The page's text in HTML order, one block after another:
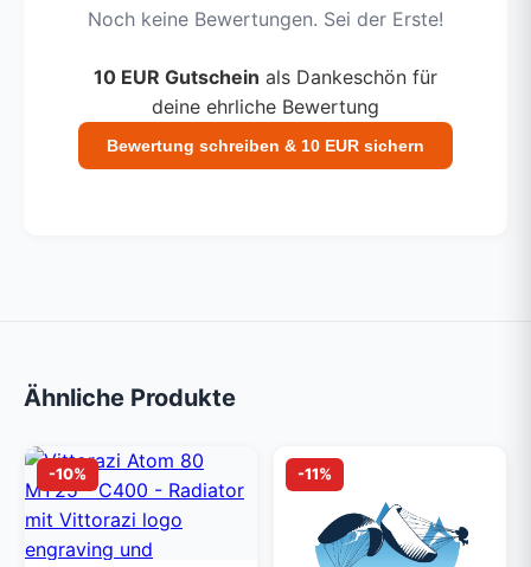
Noch keine Bewertungen. Sei der Erste!
10 EUR Gutschein als Dankeschön für
deine ehrliche Bewertung
Bewertung schreiben & 10 EUR sichern
Ähnliche Produkte
-10% -11%